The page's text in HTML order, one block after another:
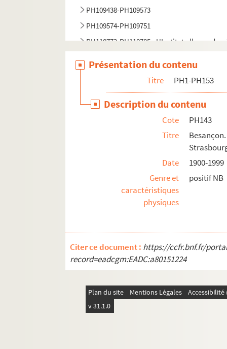
PH109438-PH109573
PH109574-PH109751
PH110772-PH110785 - L'Institut allemand en
Présentation du contenu
Titre PH1-PH153
Description du contenu
Cote
PH143
Titre
Date
1900-1999
Genre et
caractéristiques
physiques
positif NB
Citer ce document : https://ccfr.bnf.fr/
record=eadcgm:EADC:a80151224
Plan du site Mentions Légales
v 31.1.0